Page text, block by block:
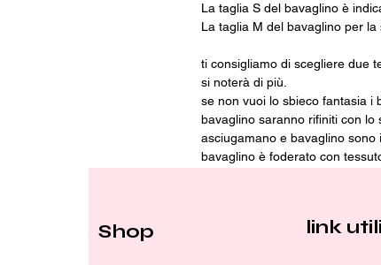
La taglia S del bavaglino è
La taglia M del bavaglino per la
ti consigliamo di scegliere due
si noterà di più.
se non vuoi lo sbieco fantasia i
bavaglino saranno rifiniti con
asciugamano e bavaglino
bavaglino è foderato con
Shop link utili